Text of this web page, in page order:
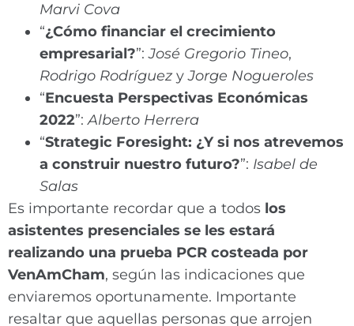
Marvi Cova
“¿Cómo financiar el crecimiento
empresarial?”:José Gregorio Tineo,
Rodrigo Rodríguez yJorge Nogueroles
“Encuesta Perspectivas Económicas
2022”:Alberto Herrera
“Strategic Foresight: ¿Y si nos atrevemos
a construir nuestro futuro?”: Isabel de
Salas
Es importante recordar que a todos los
asistentes presenciales se les estará
realizando una prueba PCR costeada por
VenAmCham, según las indicaciones que
enviaremos oportunamente. Importante
resaltar que aquellas personas que arrojen